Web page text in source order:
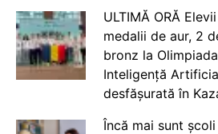
ULTIMĂ ORĂ
medalii de aur, 2
bronz la
Inteligență
desfășurată în
Încă mai sunt